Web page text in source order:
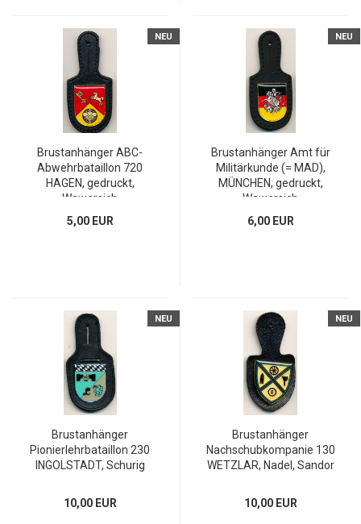
NEU
Brustanhänger ABC-
Abwehrbataillon 720
HAGEN, gedruckt,
Wawersich
5,00 EUR
NEU
Brustanhänger Amt für
Militärkunde (= MAD),
MÜNCHEN, gedruckt,
Wawersich
6,00 EUR
NEU
Brustanhänger
Pionierlehrbataillon 230
INGOLSTADT, Schurig
10,00 EUR
NEU
Brustanhänger
Nachschubkompanie 130
WETZLAR, Nadel, Sandor
10,00 EUR